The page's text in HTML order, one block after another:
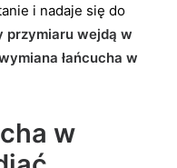
i nadaje się do
przymiaru wejdą w
łańcucha w
w